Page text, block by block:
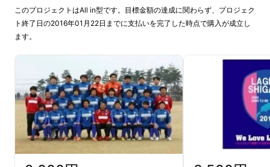
「レイジェンド滋賀FCについて」
レイジェンド滋賀FCは、滋賀県を拠点に将来
ラブです。
Ｊリーグは1993年の発足以来、サッカーを通
してあらゆるスポーツを老若男女が楽しめる豊
かな国をめざしたいという思いから、「Ｊリー
グ百年構想 〜スポーツでもっと幸せな国
このプロジェクトはAll in型です。目標金額の達成に関わらず、プロジェク
ト終了日の2016年01月22日までに支払いを完了した時点で購入が成立し
ます。